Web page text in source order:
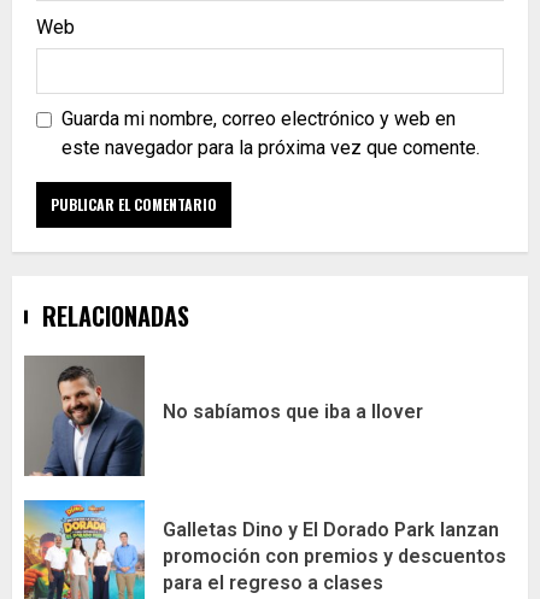
Web
Guarda mi nombre, correo electrónico y web en
este navegador para la próxima vez que comente.
RELACIONADAS
No sabíamos que iba a llover
Galletas Dino y El Dorado Park lanzan
promoción con premios y descuentos
para el regreso a clases